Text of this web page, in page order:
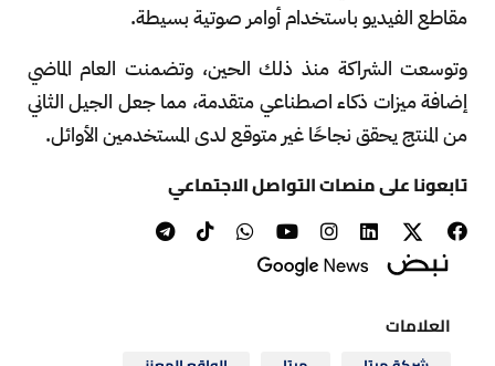
مقاطع الفيديو باستخدام أوامر صوتية بسيطة.
وتوسعت الشراكة منذ ذلك الحين، وتضمنت العام الماضي
إضافة ميزات ذكاء اصطناعي متقدمة، مما جعل الجيل الثاني
من المنتج يحقق نجاحًا غير متوقع لدى المستخدمين الأوائل.
تابعونا على منصات التواصل الاجتماعي
العلامات